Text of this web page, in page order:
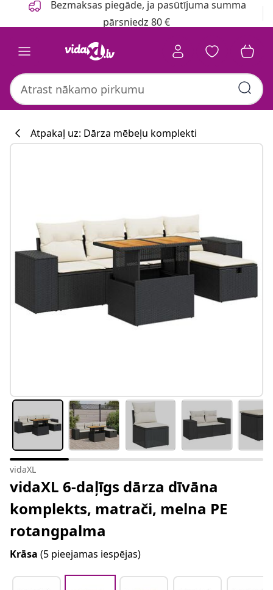
Bezmaksas piegāde, ja pasūtījuma summa
pārsniedz 80 €
Atpakaļ uz: Dārza mēbeļu komplekti
vidaXL
vidaXL 6-daļīgs dārza dīvāna
komplekts, matrači, melna PE
rotangpalma
Krāsa (5 pieejamas iespējas)